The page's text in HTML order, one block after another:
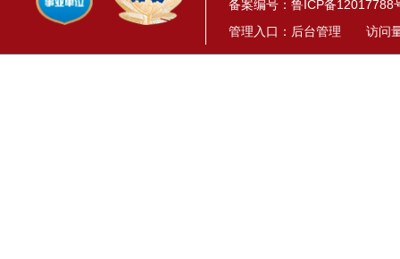
备案编号： 鲁ICP备12017788
管理入口： 后台管理 访问量